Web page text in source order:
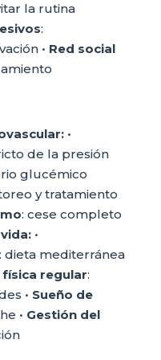
la rutina
:
• Red social
•
de la presión
glucémico
y tratamiento
: cese completo
•
: dieta mediterránea
regular:
• Sueño de
• Gestión del